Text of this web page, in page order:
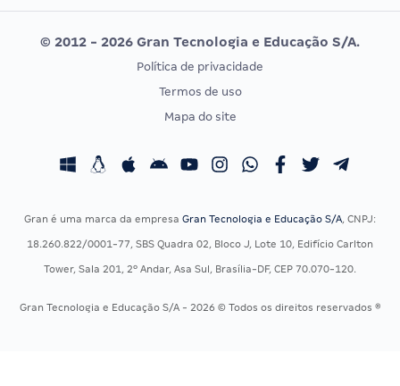
Editais publicados
Vunesp
CONCURSOS POR PROFISSÃO
Concursos Fiscais
Residência Multiprofissional
EXAME DE ORDEM
Calendário OAB
© 2012 - 2026 Gran Tecnologia e Educação S/A.
Política de privacidade
Termos de uso
Mapa do site
Gran é uma marca da empresa Gran Tecnologia e Educação S/A, CNPJ:
18.260.822/0001-77, SBS Quadra 02, Bloco J, Lote 10, Edifício Carlton
Tower, Sala 201, 2º Andar, Asa Sul, Brasília-DF, CEP 70.070-120.
Gran Tecnologia e Educação S/A - 2026 © Todos os direitos reservados ®